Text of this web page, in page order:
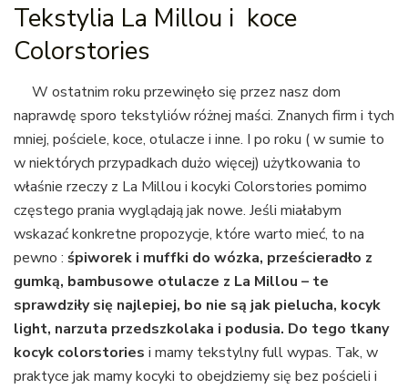
Tekstylia La Millou i koce
Colorstories
W ostatnim roku przewinęło się przez nasz dom
naprawdę sporo tekstyliów różnej maści. Znanych firm i tych
mniej, pościele, koce, otulacze i inne. I po roku ( w sumie to
w niektórych przypadkach dużo więcej) użytkowania to
właśnie rzeczy z La Millou i kocyki Colorstories pomimo
częstego prania wyglądają jak nowe. Jeśli miałabym
wskazać konkretne propozycje, które warto mieć, to na
pewno : śpiworek i muffki do wózka, prześcieradło z
gumką, bambusowe otulacze z La Millou – te
sprawdziły się najlepiej, bo nie są jak pielucha, kocyk
light, narzuta przedszkolaka i podusia. Do tego tkany
kocyk colorstories i mamy tekstylny full wypas. Tak, w
praktyce jak mamy kocyki to obejdziemy się bez pościeli i